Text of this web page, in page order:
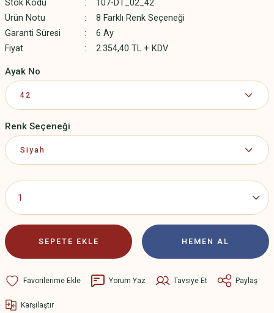
Stok Kodu
107-DT_02_42
Ürün Notu
8 Farklı Renk Seçeneği
Garanti Süresi
6 Ay
Fiyat
2.354,40 TL + KDV
Ayak No
Renk Seçeneği
SEPETE EKLE HEMEN AL
Yorum Yaz Tavsiye Et Paylaş
Karşılaştır